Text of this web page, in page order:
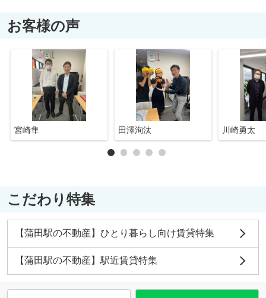
お客様の声
宮崎隼 田澤洵汰 川崎勇太
こだわり特集
【蒲田駅の不動産】ひとり暮らし向け賃貸特集
【蒲田駅の不動産】駅近賃貸特集